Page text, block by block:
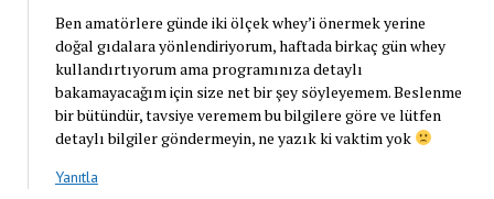
Ben amatörlere günde iki ölçek whey’i önermek yerine
doğal gıdalara yönlendiriyorum, haftada birkaç gün whey
kullandırtıyorum ama programınıza detaylı
bakamayacağım için size net bir şey söyleyemem. Beslenme
bir bütündür, tavsiye veremem bu bilgilere göre ve lütfen
detaylı bilgiler göndermeyin, ne yazık ki vaktim yok
Yanıtla